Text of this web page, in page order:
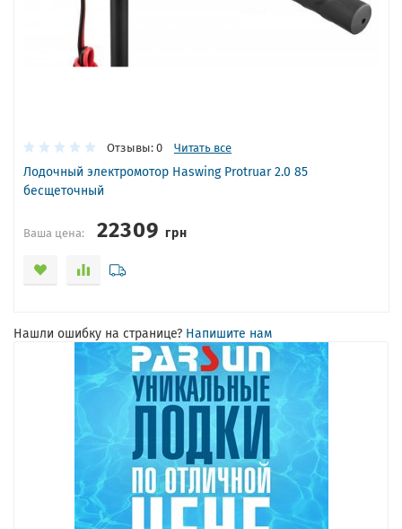
Отзывы: 0 Читать все
Лодочный электромотор Haswing Protruar 2.0 85
бесщеточный
Ваша цена: 22309грн
Нашли ошибку на странице? Напишите нам